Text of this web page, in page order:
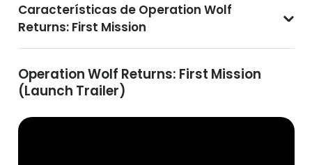
Características de Operation Wolf
Returns: First Mission
Operation Wolf Returns: First Mission
(Launch Trailer)